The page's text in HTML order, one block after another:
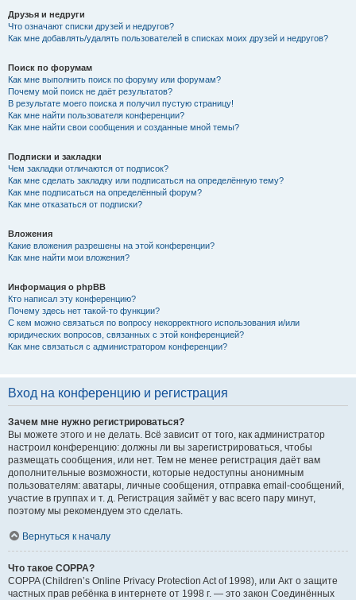
Друзья и недруги
Что означают списки друзей и недругов?
Как мне добавлять/удалять пользователей в списках моих друзей и недругов?
Поиск по форумам
Как мне выполнить поиск по форуму или форумам?
Почему мой поиск не даёт результатов?
В результате моего поиска я получил пустую страницу!
Как мне найти пользователя конференции?
Как мне найти свои сообщения и созданные мной темы?
Подписки и закладки
Чем закладки отличаются от подписок?
Как мне сделать закладку или подписаться на определённую тему?
Как мне подписаться на определённый форум?
Как мне отказаться от подписки?
Вложения
Какие вложения разрешены на этой конференции?
Как мне найти мои вложения?
Информация о phpBB
Кто написал эту конференцию?
Почему здесь нет такой-то функции?
С кем можно связаться по вопросу некорректного использования и/или
юридических вопросов, связанных с этой конференцией?
Как мне связаться с администратором конференции?
Вход на конференцию и регистрация
Зачем мне нужно регистрироваться?
Вы можете этого и не делать. Всё зависит от того, как администратор
настроил конференцию: должны ли вы зарегистрироваться, чтобы
размещать сообщения, или нет. Тем не менее регистрация даёт вам
дополнительные возможности, которые недоступны анонимным
пользователям: аватары, личные сообщения, отправка email-сообщений,
участие в группах и т. д. Регистрация займёт у вас всего пару минут,
поэтому мы рекомендуем это сделать.
Вернуться к началу
Что такое COPPA?
COPPA (Children’s Online Privacy Protection Act of 1998), или Акт о защите
частных прав ребёнка в интернете от 1998 г. — это закон Соединённых